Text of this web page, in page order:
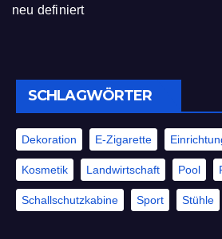
neu definiert
SCHLAGWÖRTER
Dekoration E-Zigarette
Kosmetik Landwirtschaft Pool
Schallschutzkabine Sport Stühle